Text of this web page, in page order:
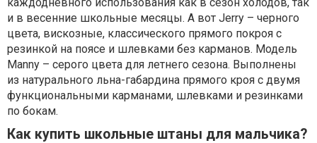
и в весенние школьные месяцы. А вот Jerry – черного
цвета, вискозные, классического прямого покроя с
резинкой на поясе и шлевками без карманов. Модель
Manny – серого цвета для летнего сезона. Выполнены
из натурального льна-габардина прямого кроя с двумя
функциональными карманами, шлевками и резинками
по бокам.
Как купить школьные штаны для мальчика?